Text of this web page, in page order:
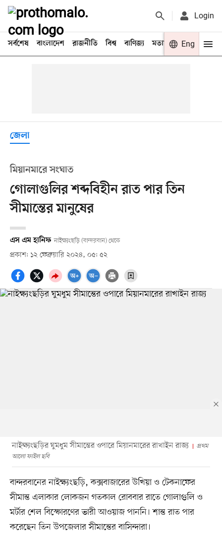
Login
সর্বশেষ বাংলাদেশ রাজনীতি বিশ্ব বাণিজ্য মতামত খেলা
Eng
জেলা
মিয়ানমারে সংঘাত
গোলাগুলির শব্দবিহীন রাত পার তিন
সীমান্তের মানুষের
এস এম হানিফ নাইক্ষ্যংছড়ি (বান্দরবান) থেকে
প্রকাশ: ১২ ফেব্রুয়ারি ২০২৪, ০৫: ৫২
নাইক্ষ্যংছড়ির ঘুমধুম সীমান্তের ওপারে মিয়ানমারের রাখাইন রাজ্য
প্রথম
আলো ফাইল ছবি
বান্দরবানের নাইক্ষ্যংছড়ি, কক্সবাজারের উখিয়া ও টেকনাফের
সীমান্ত এলাকার লোকজন গতকাল রোববার রাতে গোলাগুলি ও
মর্টার শেল বিস্ফোরণের ভারী আওয়াজ পাননি। শান্ত রাত পার
করেছেন তিন উপজেলার সীমান্তের বাসিন্দারা।